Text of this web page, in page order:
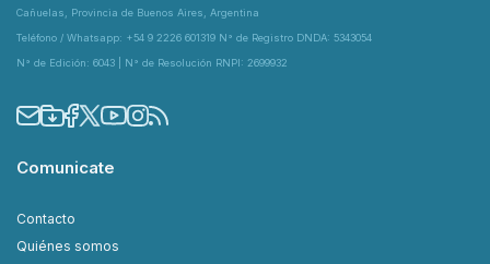
Cañuelas, Provincia de Buenos Aires, Argentina
Teléfono / Whatsapp: +54 9 2226 601319 N° de Registro DNDA: 5343054
N° de Edición: 6043 | N° de Resolución RNPI: 2699932
Comunicate
Contacto
Quiénes somos